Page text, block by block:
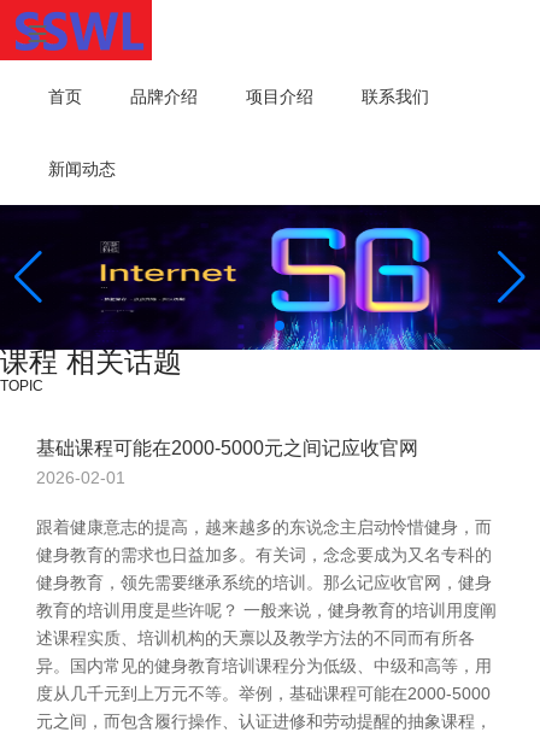
首页 品牌介绍 项目介绍 联系我们
新闻动态
课程 相关话题
TOPIC
基础课程可能在2000-5000元之间记应收官网
2026-02-01
跟着健康意志的提高，越来越多的东说念主启动怜惜健身，而
健身教育的需求也日益加多。有关词，念念要成为又名专科的
健身教育，领先需要继承系统的培训。那么记应收官网，健身
教育的培训用度是些许呢？ 一般来说，健身教育的培训用度阐
述课程实质、培训机构的天禀以及教学方法的不同而有所各
异。国内常见的健身教育培训课程分为低级、中级和高等，用
度从几千元到上万元不等。举例，基础课程可能在2000-5000
元之间，而包含履行操作、认证进修和劳动提醒的抽象课程，